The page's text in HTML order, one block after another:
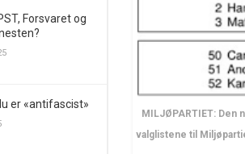
Forsvaret og
er «antifascist»
MILJØPARTIET: Den
valglistene til